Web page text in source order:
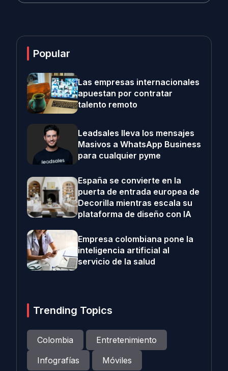
Popular
Las empresas internacionales
apuestan por contratar
talento remoto
Leadsales lleva los mensajes
Masivos a WhatsApp Business
para cualquier pyme
España se convierte en la
puerta de entrada europea de
Decorilla mientras escala su
plataforma de diseño con IA
Empresa colombiana pone la
inteligencia artificial al
servicio de la salud
Trending Topics
Colombia
Entretenimiento
Infografías
Móviles